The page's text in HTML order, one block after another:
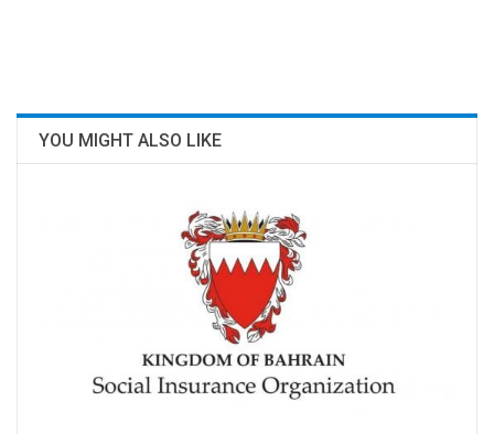
YOU MIGHT ALSO LIKE